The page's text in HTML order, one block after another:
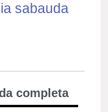
sabauda
completa